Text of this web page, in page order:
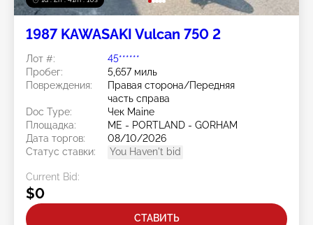
1987 KAWASAKI Vulcan 750 2
Лот #:
45******
Пробег:
5,657 миль
Повреждения:
Правая сторона/Передняя
часть справа
Doc Type:
Чек Maine
Площадка:
ME - PORTLAND - GORHAM
Дата торгов:
08/10/2026
Статус ставки:
You Haven't bid
Current Bid:
$0
СТАВИТЬ